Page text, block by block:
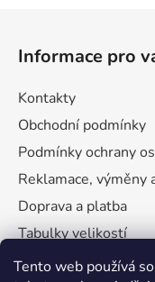
Tento web používá
Informace pro
Kontakty
Obchodní podmínky
Podmínky ochrany
Reklamace, výměny
Doprava a platba
Tabulky velikostí